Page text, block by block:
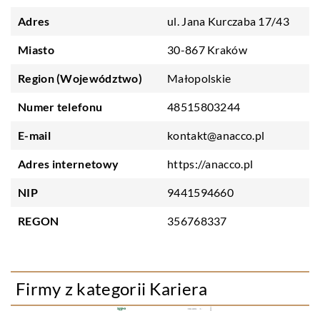
Adres ul. Jana Kurczaba 17/43
Miasto 30-867 Kraków
Region (Województwo) Małopolskie
Numer telefonu 48515803244
E-mail kontakt@anacco.pl
Adres internetowy https://anacco.pl
NIP 9441594660
REGON 356768337
Firmy z kategorii Kariera